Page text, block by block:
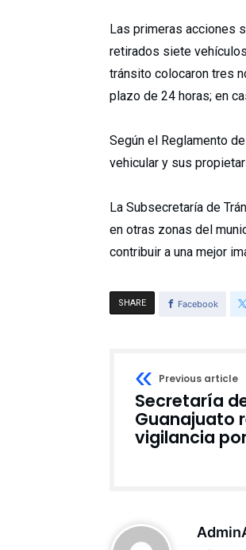
Las primeras acciones
retirados siete
tránsito colocaron tres
plazo de 24 horas; en
Según el Reglamento
vehicular y sus
La Subsecretaría de
en otras zonas del
contribuir a una mejor
SHARE Facebook
Previous article
Secretaría
Guanajuato
vigilancia